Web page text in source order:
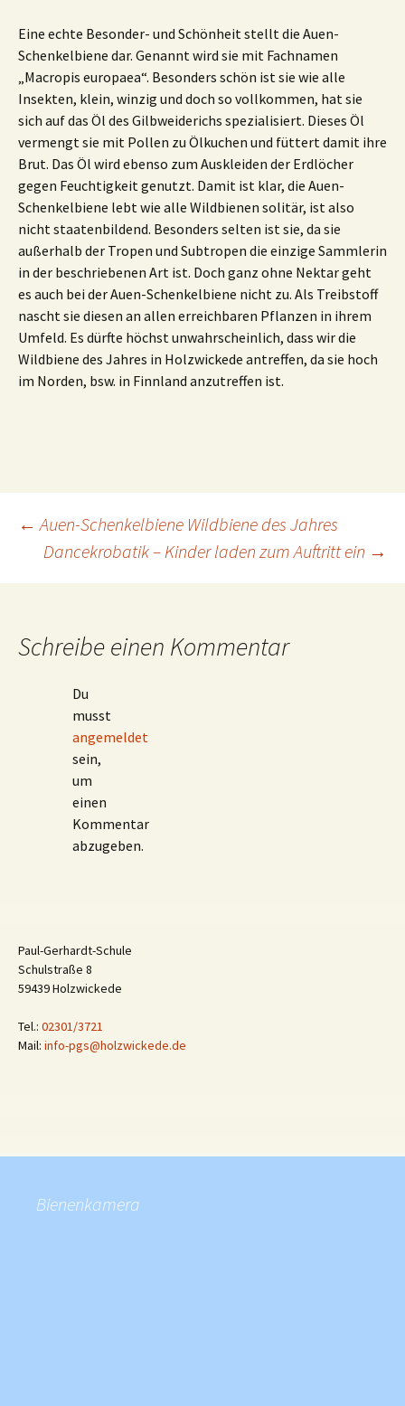
Eine echte Besonder- und Schönheit stellt die Auen-
Schenkelbiene dar. Genannt wird sie mit Fachnamen
„Macropis europaea“. Besonders schön ist sie wie alle
Insekten, klein, winzig und doch so vollkommen, hat sie
sich auf das Öl des Gilbweiderichs spezialisiert. Dieses Öl
vermengt sie mit Pollen zu Ölkuchen und füttert damit ihre
Brut. Das Öl wird ebenso zum Auskleiden der Erdlöcher
gegen Feuchtigkeit genutzt. Damit ist klar, die Auen-
Schenkelbiene lebt wie alle Wildbienen solitär, ist also
nicht staatenbildend. Besonders selten ist sie, da sie
außerhalb der Tropen und Subtropen die einzige Sammlerin
in der beschriebenen Art ist. Doch ganz ohne Nektar geht
es auch bei der Auen-Schenkelbiene nicht zu. Als Treibstoff
nascht sie diesen an allen erreichbaren Pflanzen in ihrem
Umfeld. Es dürfte höchst unwahrscheinlich, dass wir die
Wildbiene des Jahres in Holzwickede antreffen, da sie hoch
im Norden, bsw. in Finnland anzutreffen ist.
Beitragsnavigation
← Auen-Schenkelbiene Wildbiene des Jahres
Dancekrobatik – Kinder laden zum Auftritt ein →
Schreibe einen Kommentar
Du
musst
angemeldet
sein,
um
einen
Kommentar
abzugeben.
Paul-Gerhardt-Schule
Schulstraße 8
59439 Holzwickede
Tel.: 02301/3721
Mail: info-pgs@holzwickede.de
Bienenkamera